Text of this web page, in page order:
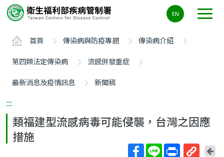
要
ALT+C
EN
首頁 傳染病與防疫專題
傳染病介紹
第四類法定傳染病
流感併發重症
最新消息及疫情訊息
新聞稿
:::
類福建型流感病毒可能侵襲，台灣之因應
措施
回